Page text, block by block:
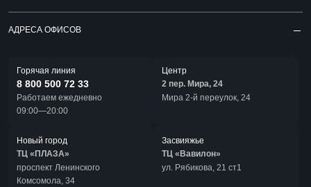
АДРЕСА ОФИСОВ
Горячая линия
8 800 500 72 33
Работаем ежедневно
09:00—20:00
Центр
2 пер. Мира, 24
Мира 2-й переулок, 24
Новый город
ТЦ «ПЛАЗА»
проспект Ленинского
Комсомола, 34
Засвияжье
ТЦ «Вавилон»
ул. Рябикова, 21 ст1